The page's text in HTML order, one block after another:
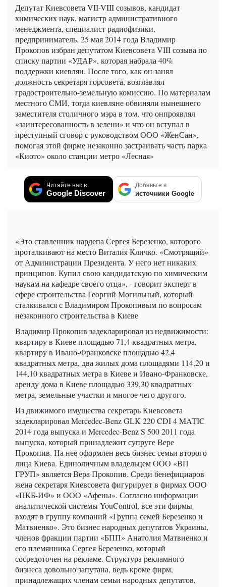
Депутат Киевсовета VII-VIII созывов, кандидат
химических наук, магистр административного
менеджмента, специалист радиофизики,
предприниматель. 25 мая 2014 года Владимир
Прокопов избран депутатом Киевсовета VIII созыва по
списку партии «УДАР», которая набрала 40%
поддержки киевлян. После того, как он занял
должность секретаря горсовета, возглавлял
градостроительно-земельную комиссию. По материалам
местного СМИ, тогда киевляне обвиняли нынешнего
заместителя столичного мэра в том, что онпроявлял
«заинтересованность в зелени» и что он вступал в
преступный сговор с руководством ООО «ЖенСан»,
помогая этой фирме незаконно застраивать часть парка
«Киото» около станции метро «Лесная»
Читайте нас в
Google Discover
Добавьте в
источники Google
«Это ставленник нардепа Сергея Березенко, которого
проталкивают на место Виталия Кличко. «Смотрящий»
от Администрации Президента. У него нет никаких
принципов. Купил свою кандидатскую по химическим
наукам на кафедре своего отца», - говорит эксперт в
сфере строительства Георгий Могильный, который
сталкивался с Владимиром Прокопивым по вопросам
незаконного строительства в Киеве
Владимир Прокопив задекларировал из недвижимости:
квартиру в Киеве площадью 71,4 квадратных метра,
квартиру в Ивано-Франковске площадью 42,4
квадратных метра, два жилых дома площадями 114,20 и
144,10 квадратных метра в Киеве и Ивано-Франковске,
аренду дома в Киеве площадью 339,30 квадратных
метра, земельные участки и многое чего другого.
Из движимого имущества секретарь Киевсовета
задекларировал Mercedec-Benz GLK 220 CDI 4 MATIC
2014 года выпуска и Mercedec-Benz S 500 2011 года
выпуска, который принадлежит супруге Вере
Прокопив. На нее оформлен весь бизнес семьи второго
лица Киева. Единоличным владельцем ООО «ВП
ГРУП» является Вера Прокопив. Среди бенефициаров
жена секретаря Киевсовета фигурирует в фирмах ООО
«ПКБ-ИФ» и ООО «Афены». Согласно информации
аналитической системы YouControl, все эти фирмы
входят в группу компаний «Группа семей Березенко и
Матвиенко». Это бизнес народных депутатов Украины,
членов фракции партии «БПП» Анатолия Матвиенко и
его племянника Сергея Березенко, который
сосредоточен на рекламе. Структура рекламного
бизнеса довольно запутана, ведь кроме фирм,
принадлежащих членам семьи народных депутатов,